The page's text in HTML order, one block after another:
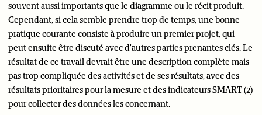
souvent aussi importants que le diagramme ou le récit produit.
Cependant, si cela semble prendre trop de temps, une bonne
pratique courante consiste à produire un premier projet, qui
peut ensuite être discuté avec d'autres parties prenantes clés. Le
résultat de ce travail devrait être une description complète mais
pas trop compliquée des activités et de ses résultats, avec des
résultats prioritaires pour la mesure et des indicateurs SMART (2)
pour collecter des données les concernant.